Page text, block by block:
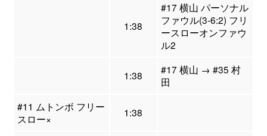
1:38
#17 横山 パーソナル
ファウル(3-6:2) フリ
ースローオンファウ
ル2
1:38
#17 横山 → #35 村
田
#11 ムトンボ フリー
スロー×
1:38